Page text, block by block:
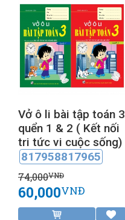
Vở ô li bài tập toán 3
quển 1 & 2 ( Kết nối
tri tức vi cuộc sống)
817958817965
74,000VNĐ
60,000VNĐ